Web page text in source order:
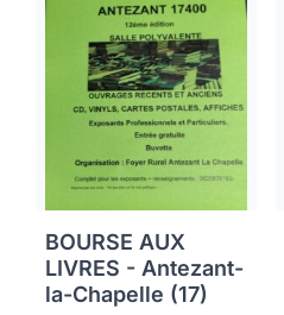
BOURSE AUX
LIVRES - Antezant-
la-Chapelle (17)